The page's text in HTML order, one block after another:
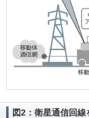
図2：衛星通信回